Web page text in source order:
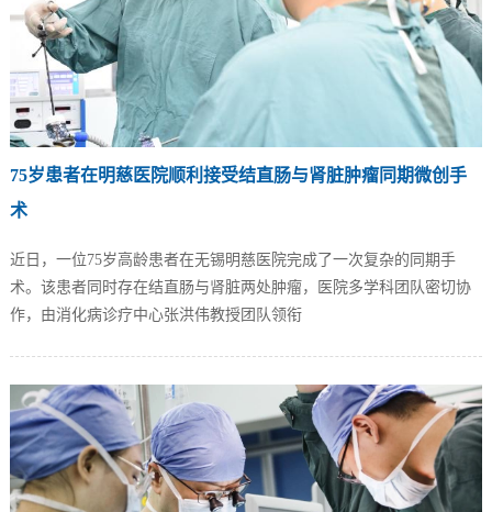
75岁患者在明慈医院顺利接受结直肠与肾脏肿瘤同期微创手
术
近日，一位75岁高龄患者在无锡明慈医院完成了一次复杂的同期手
术。该患者同时存在结直肠与肾脏两处肿瘤，医院多学科团队密切协
作，由消化病诊疗中心张洪伟教授团队领衔